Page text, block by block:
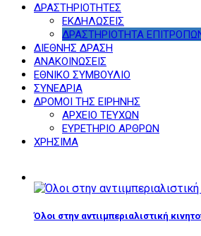
ΔΡΑΣΤΗΡΙΟΤΗΤΕΣ
ΕΚΔΗΛΩΣΕΙΣ
ΔΡΑΣΤΗΡΙΟΤΗΤΑ
ΔΙΕΘΝΗΣ ΔΡΑΣΗ
ΑΝΑΚΟΙΝΩΣΕΙΣ
ΕΘΝΙΚΟ ΣΥΜΒΟΥΛΙΟ
ΣΥΝΕΔΡΙΑ
ΔΡΟΜΟΙ ΤΗΣ ΕΙΡΗΝΗΣ
ΑΡΧΕΙΟ ΤΕΥΧΩΝ
ΕΥΡΕΤΗΡΙΟ ΑΡΘΡΩΝ
ΧΡΗΣΙΜΑ
Όλοι στην αντιιμπεριαλιστική